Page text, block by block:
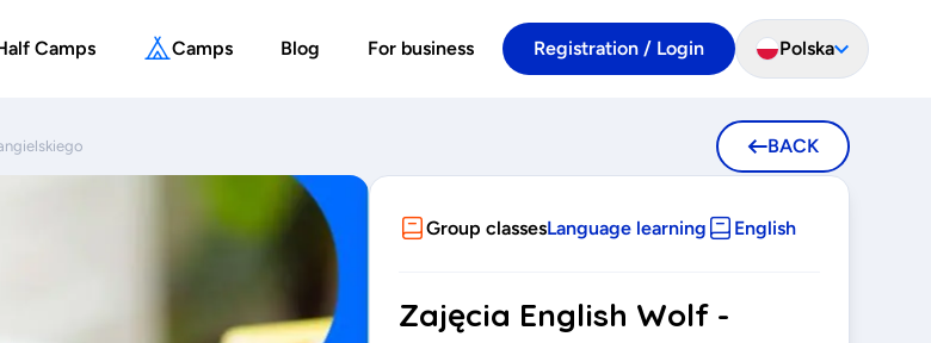
Camps Camps Blog For business Registration / Login Polska
BACK
Group classesLanguage learning English
Zajęcia English Wolf -